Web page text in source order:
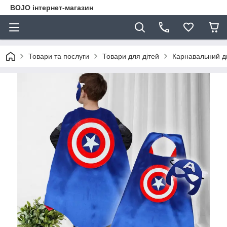
BOJO інтернет-магазин
Товари та послуги Товари для дітей Карнавальний